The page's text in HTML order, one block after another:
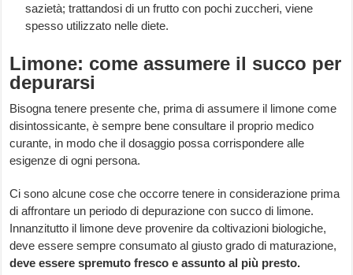
sazietà; trattandosi di un frutto con pochi zuccheri, viene
spesso utilizzato nelle diete.
Limone: come assumere il succo per
depurarsi
Bisogna tenere presente che, prima di assumere il limone come
disintossicante, è sempre bene consultare il proprio medico
curante, in modo che il dosaggio possa corrispondere alle
esigenze di ogni persona.
Ci sono alcune cose che occorre tenere in considerazione prima
di affrontare un periodo di depurazione con succo di limone.
Innanzitutto il limone deve provenire da coltivazioni biologiche,
deve essere sempre consumato al giusto grado di maturazione,
deve essere spremuto fresco e assunto al più presto.